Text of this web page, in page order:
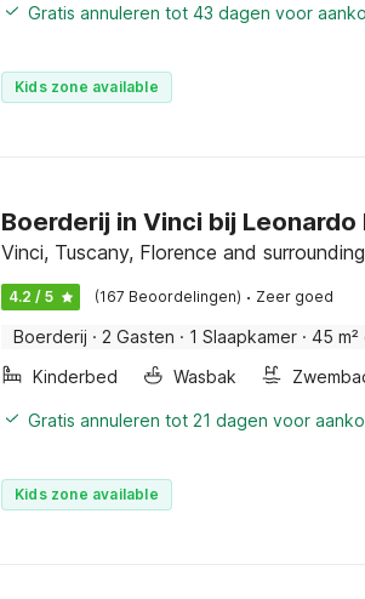
Gratis annuleren tot 43 dagen voor
Kids zone available
Boerderij in Vinci bij Leonardo
Vinci, Tuscany, Florence and
4.2 / 5 (167 Beoordelingen) · Zeer goed
Boerderij · 2 Gasten · 1 Slaapkamer · 45
Kinderbed
Wasbak
Gratis annuleren tot 21 dagen voor
Kids zone available